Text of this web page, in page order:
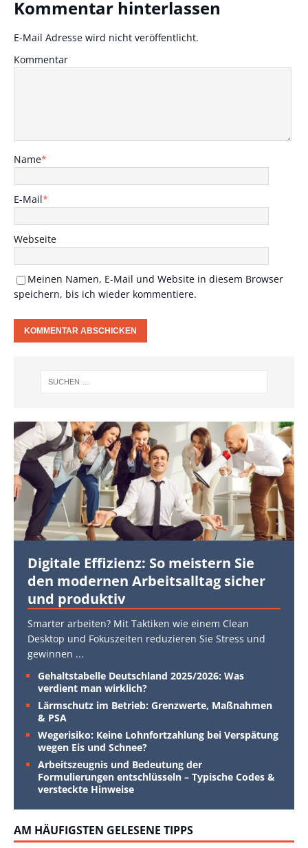
Kommentar hinterlassen
E-Mail Adresse wird nicht veröffentlicht.
Kommentar
Name*
E-Mail*
Webseite
Meinen Namen, E-Mail und Website in diesem Browser
speichern, bis ich wieder kommentiere.
Digitale Effizienz: So meistern Sie
den modernen Arbeitsalltag sicher
und produktiv
Smarter arbeiten? Mit Taktiken wie einem Clean
Desktop und Fokuszeiten reduzieren Sie Stress und
gewinnen ...
Gehaltstabelle Deutschland 2025/2026: Was
verdient man wirklich?
Lärmschutz im Betrieb: Grenzwerte, Maßnahmen
& PSA
Wegerisiko: Keine Lohnfortzahlung bei Verspätung
wegen Eis und Schnee?
Arbeitszeugnis und Bedeutung der
Formulierungen entschlüsseln – Typische Codes &
versteckte Hinweise
AM HÄUFIGSTEN GELESENE TIPPS